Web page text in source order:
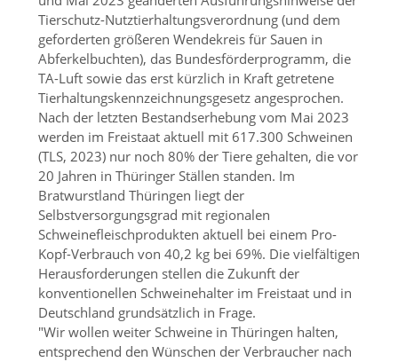
Tierschutz-Nutztierhaltungsverordnung (und dem
geforderten größeren Wendekreis für Sauen in
Abferkelbuchten), das Bundesförderprogramm, die
TA-Luft sowie das erst kürzlich in Kraft getretene
Tierhaltungskennzeichnungsgesetz angesprochen.
Nach der letzten Bestandserhebung vom Mai 2023
werden im Freistaat aktuell mit 617.300 Schweinen
(TLS, 2023) nur noch 80% der Tiere gehalten, die vor
20 Jahren in Thüringer Ställen standen. Im
Bratwurstland Thüringen liegt der
Selbstversorgungsgrad mit regionalen
Schweinefleischprodukten aktuell bei einem Pro-
Kopf-Verbrauch von 40,2 kg bei 69%. Die vielfältigen
Herausforderungen stellen die Zukunft der
konventionellen Schweinehalter im Freistaat und in
Deutschland grundsätzlich in Frage.
Wir wollen weiter Schweine in Thüringen halten,
entsprechend den Wünschen der Verbraucher nach